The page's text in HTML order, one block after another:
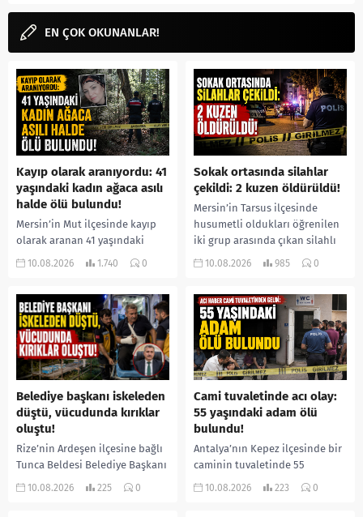
EN ÇOK OKUNANLAR!
Kayıp olarak aranıyordu: 41
yaşındaki kadın ağaca asılı
halde ölü bulundu!
Mersin’in Mut ilçesinde kayıp
olarak aranan 41 yaşındaki
Ümmühan Dilek Ata’dan acı
10.08.2026 1.740 0
Sokak ortasında silahlar
çekildi: 2 kuzen öldürüldü!
Mersin’in Tarsus ilçesinde
husumetli oldukları öğrenilen
iki grup arasında çıkan silahlı
kavgada iki kuzen yaşamını
10.08.2026 985 0
Belediye başkanı iskeleden
düştü, vücudunda kırıklar
oluştu!
Rize’nin Ardeşen ilçesine bağlı
Tunca Beldesi Belediye Başkanı
Ramazan Topçu, arı
10.08.2026 225 0
Cami tuvaletinde acı olay:
55 yaşındaki adam ölü
bulundu!
Antalya’nın Kepez ilçesinde bir
caminin tuvaletinde 55
yaşındaki Mehmet Asal’ın
10.08.2026 223 0